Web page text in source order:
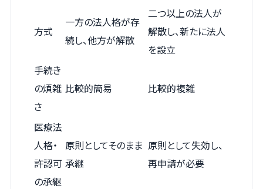
方式
一方の法人格が存
続し、他方が解散
二つ以上の法人が
解散し、新たに法人
を設立
手続き
の煩雑
さ
比較的簡易 比較的複雑
医療法
人格・
許認可
の承継
原則としてそのまま
承継
原則として失効し、
再申請が必要